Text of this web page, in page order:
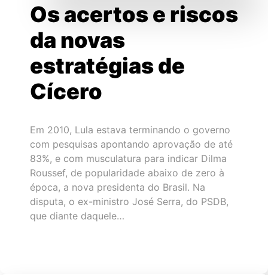
Os acertos e riscos
da novas
estratégias de
Cícero
Em 2010, Lula estava terminando o governo
com pesquisas apontando aprovação de até
83%, e com musculatura para indicar Dilma
Roussef, de popularidade abaixo de zero à
época, a nova presidenta do Brasil. Na
disputa, o ex-ministro José Serra, do PSDB,
que diante daquele…